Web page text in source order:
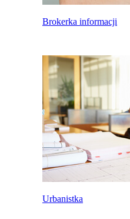
Brokerka informacji
Urbanistka